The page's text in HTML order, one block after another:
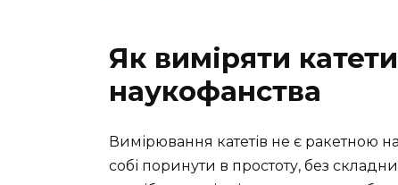
Як виміряти
наукофанства
Вимірювання катетів не є ракетною
собі поринути в простоту, без